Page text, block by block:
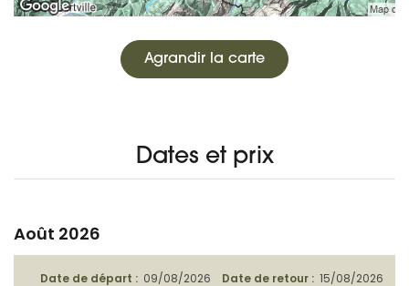
Agrandir la carte
Dates et prix